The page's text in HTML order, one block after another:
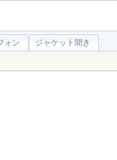
ォン ジャケット聞き